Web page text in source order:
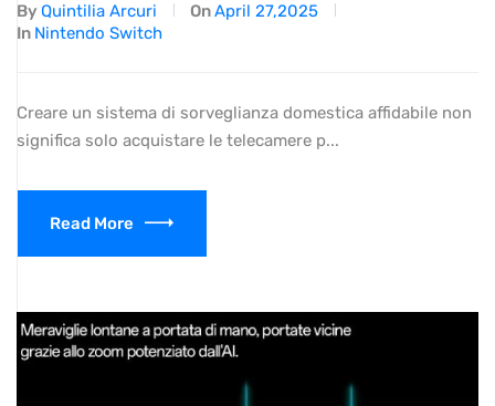
By Quintilia Arcuri OnApril 27,2025
In Nintendo Switch
Creare un sistema di sorveglianza domestica affidabile non
significa solo acquistare le telecamere p...
Read More